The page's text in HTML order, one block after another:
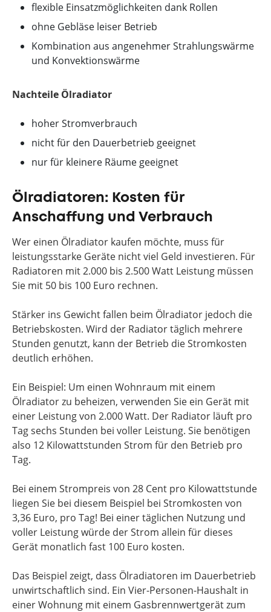
flexible Einsatzmöglichkeiten dank Rollen
ohne Gebläse leiser Betrieb
Kombination aus angenehmer Strahlungswärme
und Konvektionswärme
Nachteile Ölradiator
hoher Stromverbrauch
nicht für den Dauerbetrieb geeignet
nur für kleinere Räume geeignet
Ölradiatoren: Kosten für
Anschaffung und Verbrauch
Wer einen Ölradiator kaufen möchte, muss für
leistungsstarke Geräte nicht viel Geld investieren. Für
Radiatoren mit 2.000 bis 2.500 Watt Leistung müssen
Sie mit 50 bis 100 Euro rechnen.
Stärker ins Gewicht fallen beim Ölradiator jedoch die
Betriebskosten. Wird der Radiator täglich mehrere
Stunden genutzt, kann der Betrieb die Stromkosten
deutlich erhöhen.
Ein Beispiel: Um einen Wohnraum mit einem
Ölradiator zu beheizen, verwenden Sie ein Gerät mit
einer Leistung von 2.000 Watt. Der Radiator läuft pro
Tag sechs Stunden bei voller Leistung. Sie benötigen
also 12 Kilowattstunden Strom für den Betrieb pro
Tag.
Bei einem Strompreis von 28 Cent pro Kilowattstunde
liegen Sie bei diesem Beispiel bei Stromkosten von
3,36 Euro, pro Tag! Bei einer täglichen Nutzung und
voller Leistung würde der Strom allein für dieses
Gerät monatlich fast 100 Euro kosten.
Das Beispiel zeigt, dass Ölradiatoren im Dauerbetrieb
unwirtschaftlich sind. Ein Vier-Personen-Haushalt in
einer Wohnung mit einem Gasbrennwertgerät zum